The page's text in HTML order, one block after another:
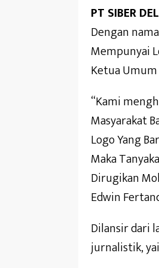
PT SIBER
Dengan
Mempunyai
Ketua
“Kami
Masyarakat
Logo Yang
Maka
Dirugikan
Edwin
Dilansir dari
jurnalistik,